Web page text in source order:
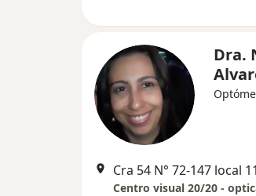
Dra.
Centro visual 20/20 -